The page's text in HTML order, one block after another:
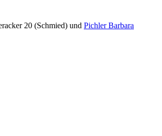
20 (Schmied) und Pichler Barbara